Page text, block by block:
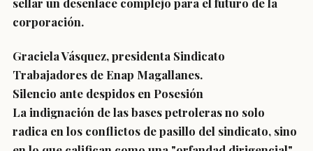
corporación.
Graciela Vásquez, presidenta Sindicato
Trabajadores de Enap Magallanes.
Silencio ante despidos en Posesión
La indignación de las bases petroleras no solo
radica en los conflictos de pasillo del sindicato, sino